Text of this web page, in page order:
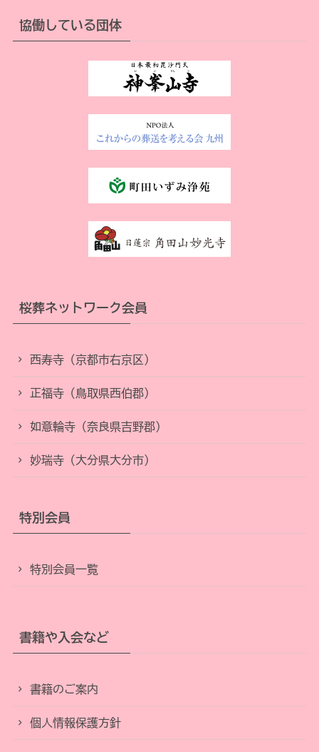
協働している団体
桜葬ネットワーク会員
西寿寺（京都市右京区）
正福寺（鳥取県西伯郡）
如意輪寺（奈良県吉野郡）
妙瑞寺（大分県大分市）
特別会員
特別会員一覧
書籍や入会など
書籍のご案内
個人情報保護方針